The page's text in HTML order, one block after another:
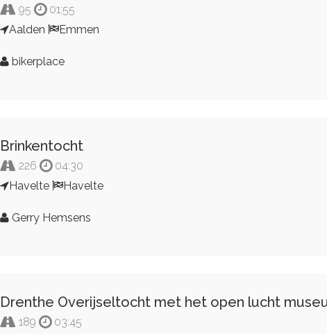
95
01:55
Aalden
Emmen
bikerplace
Brinkentocht
226
04:30
Havelte
Havelte
Gerry Hemsens
Drenthe Overijseltocht met het open lucht
189
03:45